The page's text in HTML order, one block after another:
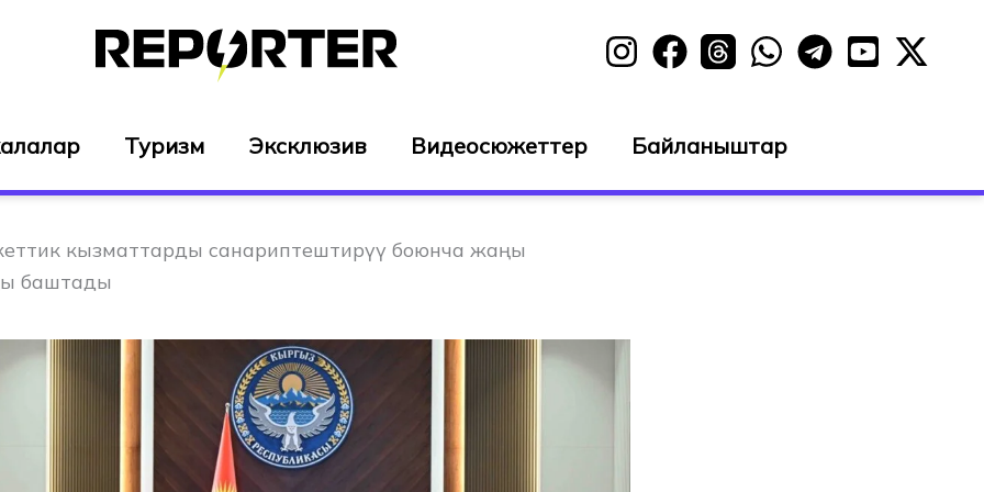
Туризм Эксклюзив Видеосюжеттер Байланыштар
кызматтарды санариптештирүү боюнча жаңы
баштады